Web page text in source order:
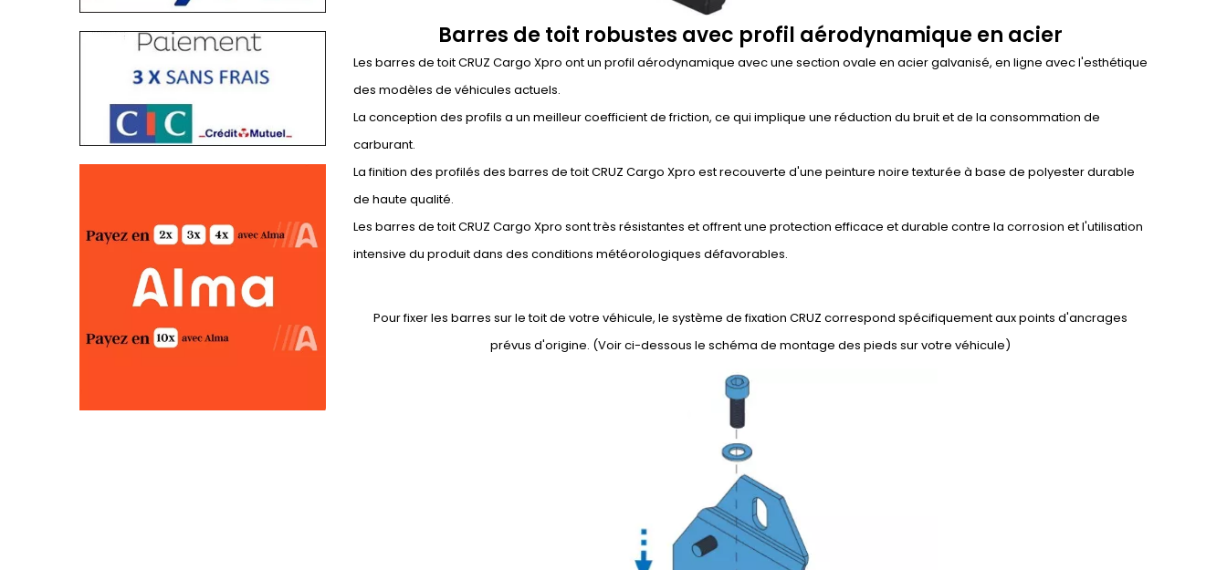
Barres de toit robustes avec profil aérodynamique en acier
Les barres de toit CRUZ Cargo Xpro ont un profil aérodynamique avec une section ovale en acier galvanisé, en ligne avec l'esthétique
des modèles de véhicules actuels.
La conception des profils a un meilleur coefficient de friction, ce qui implique une réduction du bruit et de la consommation de
carburant.
La finition des profilés des barres de toit CRUZ Cargo Xpro est recouverte d'une peinture noire texturée à base de polyester durable
de haute qualité.
Les barres de toit CRUZ Cargo Xpro sont très résistantes et offrent une protection efficace et durable contre la corrosion et l'utilisation
intensive du produit dans des conditions météorologiques défavorables.
Pour fixer les barres sur le toit de votre véhicule, le système de fixation CRUZ correspond spécifiquement aux points d'ancrages
prévus d'origine. (Voir ci-dessous le schéma de montage des pieds sur votre véhicule)